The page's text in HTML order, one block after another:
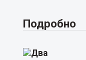
Подробно